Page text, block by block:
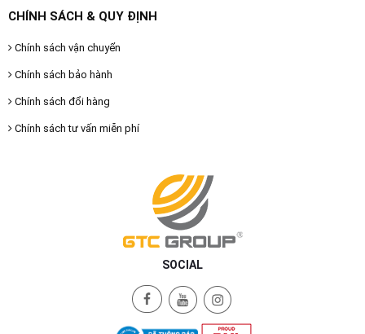
CHÍNH SÁCH & QUY ĐỊNH
Chính sách vận chuyển
Chính sách bảo hành
Chính sách đổi hàng
Chính sách tư vấn miễn phí
SOCIAL